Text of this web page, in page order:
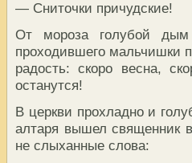
— Сниточки причудские!
От мороза голубой
проходившего мальчишки
радость: скоро весна,
останутся!
В церкви прохладно и
алтаря вышел священник
не слыханные слова: